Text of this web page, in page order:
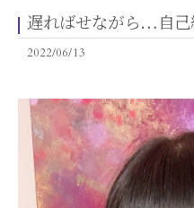
遅ればせながら…自己
2022/06/13